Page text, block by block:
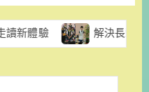
解決長輩換照資訊亂象